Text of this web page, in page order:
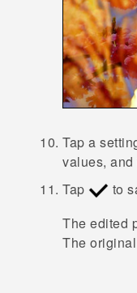
Tap a
values,
Tap
to
The edited
The